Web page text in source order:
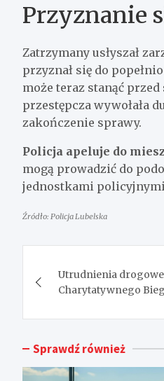
Przyznanie
Zatrzymany usłyszał
przyznał się do
może teraz stanąć
przestępcza wywołała
zakończenie sprawy.
Policja apeluje do
mogą prowadzić do
jednostkami policyjnymi
Źródło: Policja Lubelska
wpisu
Utrudnienia
Charytatywnego
Sprawdź również